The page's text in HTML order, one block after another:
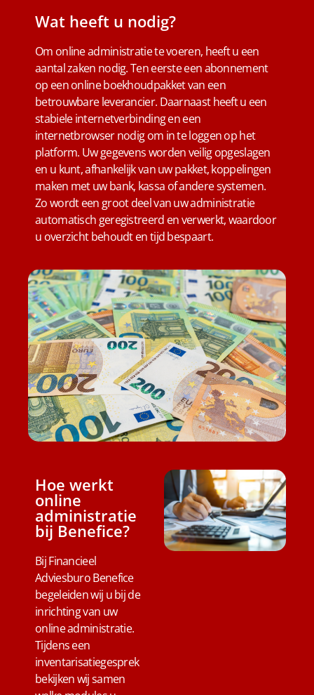
Wat heeft u nodig?
Om online administratie te voeren, heeft u een
aantal zaken nodig. Ten eerste een abonnement
op een online boekhoudpakket van een
betrouwbare leverancier. Daarnaast heeft u een
stabiele internetverbinding en een
internetbrowser nodig om in te loggen op het
platform. Uw gegevens worden veilig opgeslagen
en u kunt, afhankelijk van uw pakket, koppelingen
maken met uw bank, kassa of andere systemen.
Zo wordt een groot deel van uw administratie
automatisch geregistreerd en verwerkt, waardoor
u overzicht behoudt en tijd bespaart.
Hoe werkt
online
administratie
bij Benefice?
Bij Financieel
Adviesburo Benefice
begeleiden wij u bij de
inrichting van uw
online administratie.
Tijdens een
inventarisatiegesprek
bekijken wij samen